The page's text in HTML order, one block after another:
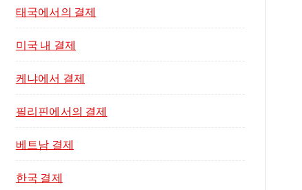
태국에서의 결제
미국 내 결제
케냐에서 결제
필리핀에서의 결제
베트남 결제
한국 결제